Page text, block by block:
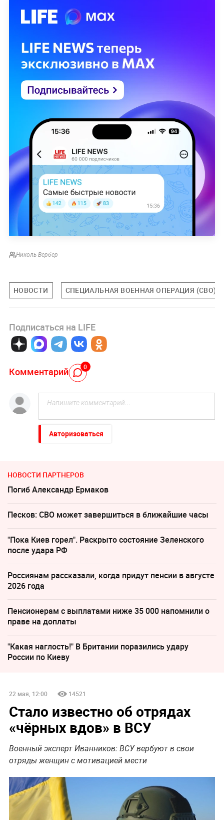
Николь Вербер
НОВОСТИ СПЕЦИАЛЬНАЯ ВОЕННАЯ ОПЕРАЦИЯ (СВО)
Подписаться на LIFE
Комментарий 0
Авторизоваться
НОВОСТИ ПАРТНЕРОВ
Погиб Александр Ермаков
Песков: СВО может завершиться в ближайшие часы
"Пока Киев горел". Раскрыто состояние Зеленского
после удара РФ
Россиянам рассказали, когда придут пенсии в августе
2026 года
Пенсионерам с выплатами ниже 35 000 напомнили о
праве на доплаты
"Какая наглость!" В Британии поразились удару
России по Киеву
22 мая, 12:00 14521
Стало известно об отрядах
«чёрных вдов» в ВСУ
Военный эксперт Иванников: ВСУ вербуют в свои
отряды женщин с мотивацией мести